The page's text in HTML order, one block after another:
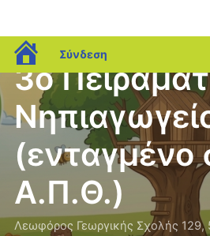
blogs.sch.gr
Σύνδεση
3ο
(ενταγμένο
Α.Π.Θ.)
Λεωφόρος Γεωργικής Σχολής 129,